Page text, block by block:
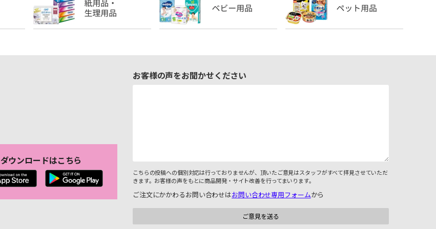
ダウンロードはこちら
お客様の声をお聞かせください
こちらの投稿への個別対応は行っておりませんが、頂いたご意見はスタッフがすべて拝見させていただ
きます。お客様の声をもとに商品開発・サイト改善を行ってまいります。
ご注文にかかわるお問い合わせはお問い合わせ専用フォームから